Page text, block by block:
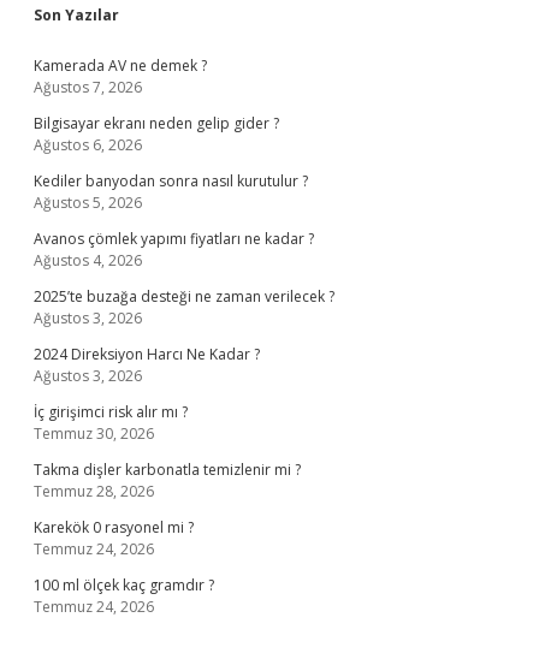
Sidebar
Son Yazılar
Kamerada AV ne demek ?
Ağustos 7, 2026
Bilgisayar ekranı neden gelip gider ?
Ağustos 6, 2026
Kediler banyodan sonra nasıl kurutulur ?
Ağustos 5, 2026
Avanos çömlek yapımı fiyatları ne kadar ?
Ağustos 4, 2026
2025’te buzağa desteği ne zaman verilecek ?
Ağustos 3, 2026
2024 Direksiyon Harcı Ne Kadar ?
Ağustos 3, 2026
İç girişimci risk alır mı ?
Temmuz 30, 2026
Takma dişler karbonatla temizlenir mi ?
Temmuz 28, 2026
Karekök 0 rasyonel mi ?
Temmuz 24, 2026
100 ml ölçek kaç gramdır ?
Temmuz 24, 2026